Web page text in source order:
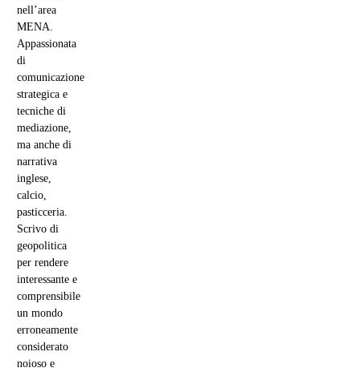
nell’area
MENA.
Appassionata
di
comunicazione
strategica e
tecniche di
mediazione,
ma anche di
narrativa
inglese,
calcio,
pasticceria.
Scrivo di
geopolitica
per rendere
interessante e
comprensibile
un mondo
erroneamente
considerato
noioso e